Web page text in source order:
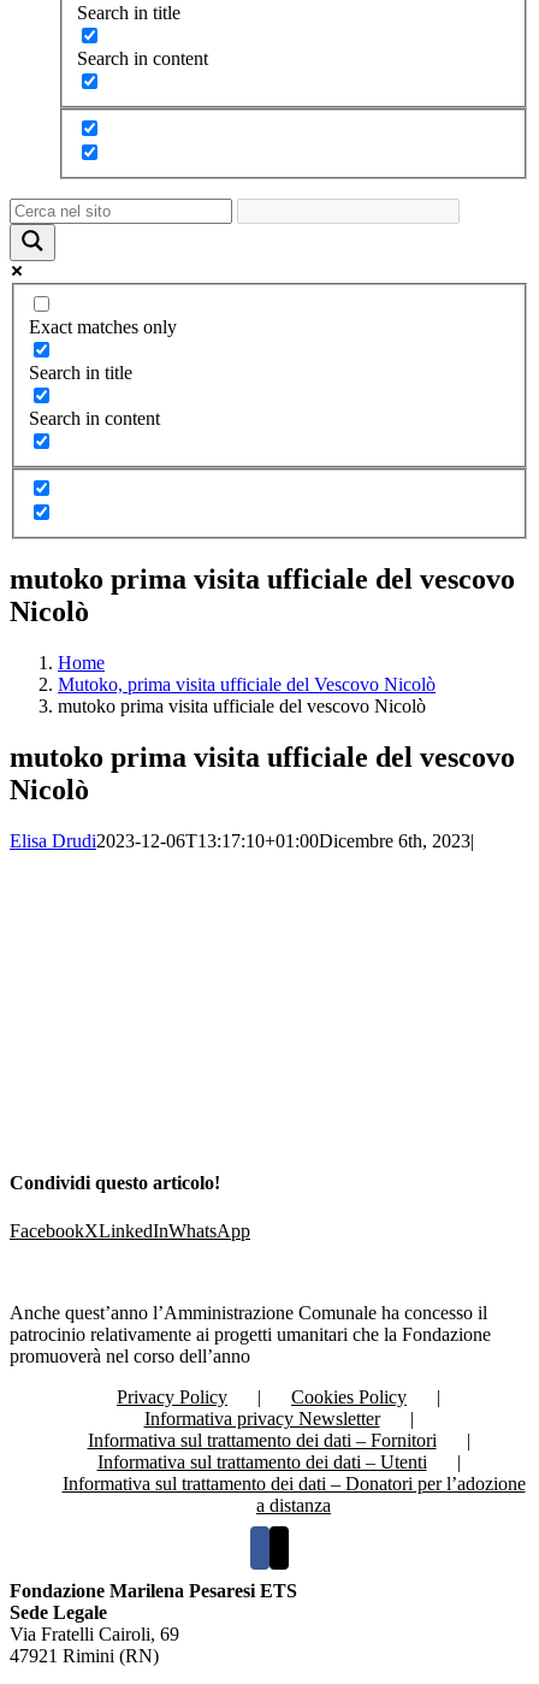
Search in title
Search in content
Exact matches only
Search in title
Search in content
mutoko prima visita ufficiale del vescovo
Nicolò
Home
Mutoko, prima visita ufficiale del Vescovo Nicolò
mutoko prima visita ufficiale del vescovo Nicolò
mutoko prima visita ufficiale del vescovo
Nicolò
Elisa Drudi2023-12-06T13:17:10+01:00Dicembre 6th, 2023|
Condividi questo articolo!
FacebookXLinkedInWhatsApp
Anche quest’anno l’Amministrazione Comunale ha concesso il
patrocinio relativamente ai progetti umanitari che la Fondazione
promuoverà nel corso dell’anno
Privacy Policy
Cookies Policy
Informativa privacy Newsletter
Informativa sul trattamento dei dati – Fornitori
Informativa sul trattamento dei dati – Utenti
Informativa sul trattamento dei dati – Donatori per l’adozione
a distanza
Fondazione Marilena Pesaresi ETS
Sede Legale
Via Fratelli Cairoli, 69
47921 Rimini (RN)